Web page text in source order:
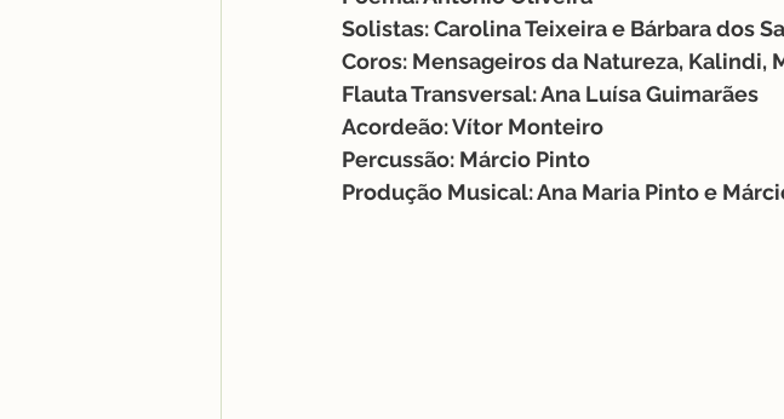
Solistas: Carolina Teixeira e Bárbara dos
Coros: Mensageiros da Natureza, Kalindi,
Flauta Transversal: Ana Luísa Guimarães
Acordeão: Vítor Monteiro
Percussão: Márcio Pinto
Produção Musical: Ana Maria Pinto e